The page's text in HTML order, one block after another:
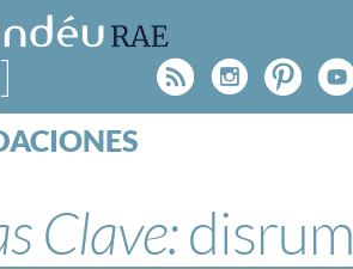
Rss
BLOG
Clave: